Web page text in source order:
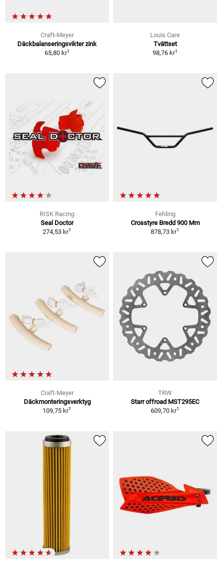
Craft-Meyer
Däckbalanseringsvikter zink
65,80 kr1
Louis Care
Tvättset
98,76 kr1
RISK Racing
Seal Doctor
274,53 kr1
Fehling
Crosstyre Bredd 900 Mm
878,73 kr1
Craft-Meyer
Däckmonteringsverktyg
109,75 kr1
TRW
Starr offroad MST295EC
609,70 kr1